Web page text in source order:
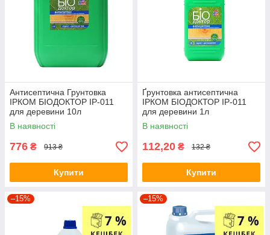
Антисептична Грунтовка
ІРКОМ БІОДОКТОР ІР-011
для деревини 10л
В наявності
776 ₴ 913 ₴
Купити
Ґрунтовка антисептична
ІРКОМ БІОДОКТОР ІР-011
для деревини 1л
В наявності
112,20 ₴ 132 ₴
Купити
–15% –15%